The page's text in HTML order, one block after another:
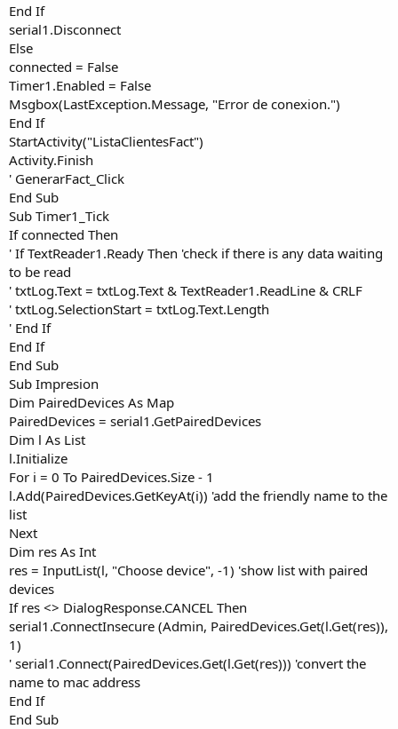
End If
serial1.Disconnect
Else
connected = False
Timer1.Enabled = False
Msgbox(LastException.Message, "Error de conexion.")
End If
StartActivity("ListaClientesFact")
Activity.Finish
' GenerarFact_Click
End Sub
Sub Timer1_Tick
If connected Then
' If TextReader1.Ready Then 'check if there is any data waiting
to be read
' txtLog.Text = txtLog.Text & TextReader1.ReadLine & CRLF
' txtLog.SelectionStart = txtLog.Text.Length
' End If
End If
End Sub
Sub Impresion
Dim PairedDevices As Map
PairedDevices = serial1.GetPairedDevices
Dim l As List
l.Initialize
For i = 0 To PairedDevices.Size - 1
l.Add(PairedDevices.GetKeyAt(i)) 'add the friendly name to the
list
Next
Dim res As Int
res = InputList(l, "Choose device", -1) 'show list with paired
devices
If res <> DialogResponse.CANCEL Then
serial1.ConnectInsecure (Admin, PairedDevices.Get(l.Get(res)),
1)
' serial1.Connect(PairedDevices.Get(l.Get(res))) 'convert the
name to mac address
End If
End Sub